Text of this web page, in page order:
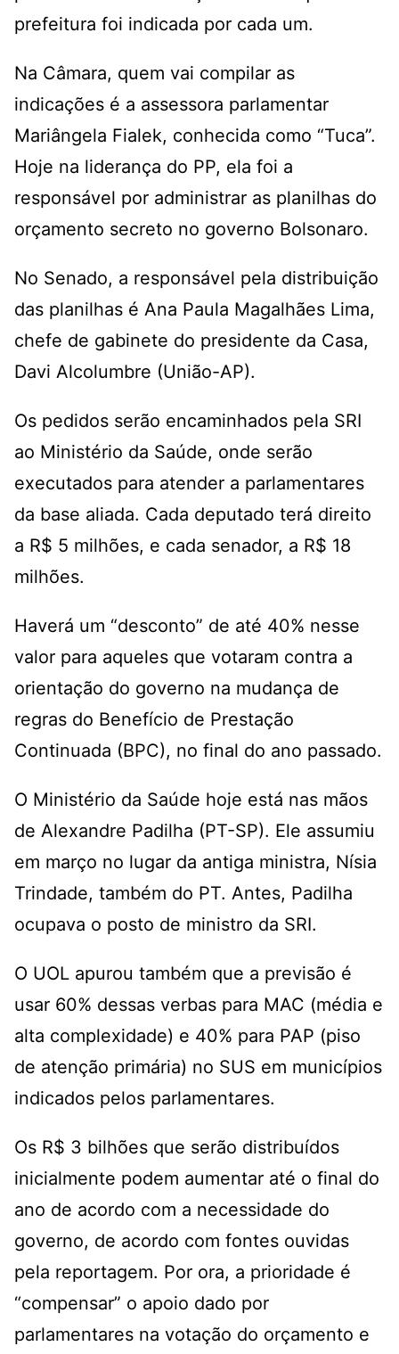
prefeitura foi indicada por cada um.
Na Câmara, quem vai compilar as
indicações é a assessora parlamentar
Mariângela Fialek, conhecida como “Tuca”.
Hoje na liderança do PP, ela foi a
responsável por administrar as planilhas do
orçamento secreto no governo Bolsonaro.
No Senado, a responsável pela distribuição
das planilhas é Ana Paula Magalhães Lima,
chefe de gabinete do presidente da Casa,
Davi Alcolumbre (União-AP).
Os pedidos serão encaminhados pela SRI
ao Ministério da Saúde, onde serão
executados para atender a parlamentares
da base aliada. Cada deputado terá direito
a R$ 5 milhões, e cada senador, a R$ 18
milhões.
Haverá um “desconto” de até 40% nesse
valor para aqueles que votaram contra a
orientação do governo na mudança de
regras do Benefício de Prestação
Continuada (BPC), no final do ano passado.
O Ministério da Saúde hoje está nas mãos
de Alexandre Padilha (PT-SP). Ele assumiu
em março no lugar da antiga ministra, Nísia
Trindade, também do PT. Antes, Padilha
ocupava o posto de ministro da SRI.
O UOL apurou também que a previsão é
usar 60% dessas verbas para MAC (média e
alta complexidade) e 40% para PAP (piso
de atenção primária) no SUS em municípios
indicados pelos parlamentares.
Os R$ 3 bilhões que serão distribuídos
inicialmente podem aumentar até o final do
ano de acordo com a necessidade do
governo, de acordo com fontes ouvidas
pela reportagem. Por ora, a prioridade é
“compensar” o apoio dado por
parlamentares na votação do orçamento e